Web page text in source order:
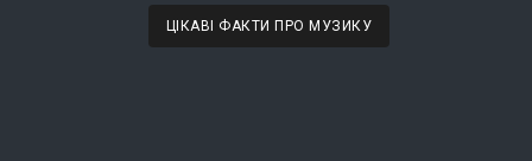
ЦІКАВІ ФАКТИ ПРО МУЗИКУ